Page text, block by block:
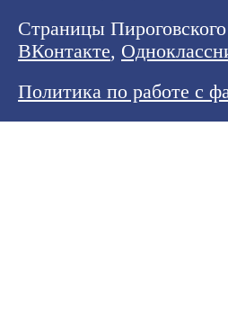
Страницы
ВКонтакте,
Политика по работе с